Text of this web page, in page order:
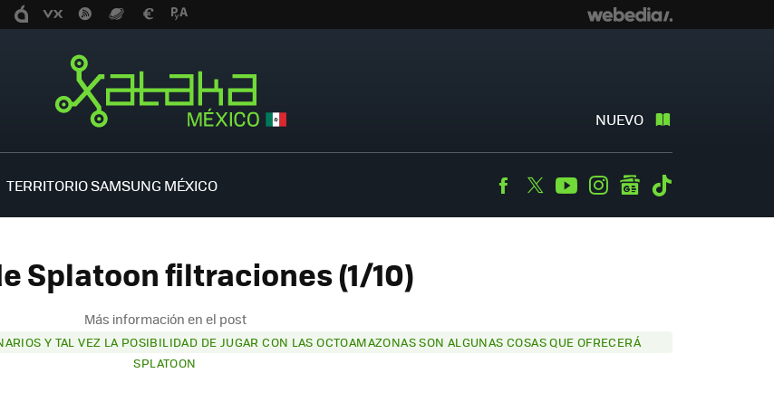
NUEVO
TERRITORIO SAMSUNG MÉXICO Facebook
TwitterYoutubeInstagramgooglenews
Splatoon filtraciones (1/10)
Más información en el post
Y TAL VEZ LA POSIBILIDAD DE JUGAR CON LAS OCTOAMAZONAS SON ALGUNAS COSAS QUE OFRECERÁ
SPLATOON